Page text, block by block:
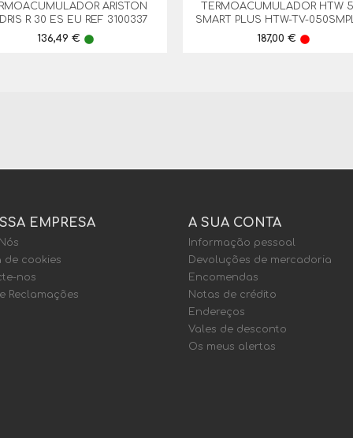
ARISTON
R 30 ES EU REF 3100337
Preço
136,49 € lens
Vista Rápida
TERMOACUMULADOR HTW
SMART PLUS HTW-TV-
Preço
187,00 € lens
Vista Rápida
EMPRESA
de cookies
nos
Reclamações
A SUA CONTA
Informação pessoal
Devoluções de mercadoria
Encomendas
Notas de crédito
Endereços
Vales de desconto
Os meus alertas